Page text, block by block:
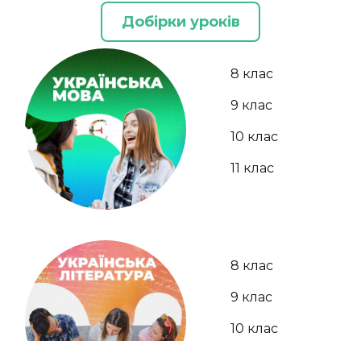
Добірки уроків
8 клас
9 клас
10 клас
11 клас
8 клас
9 клас
10 клас